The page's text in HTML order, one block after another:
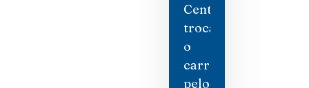
Central
trocarem
o
carro
pelo